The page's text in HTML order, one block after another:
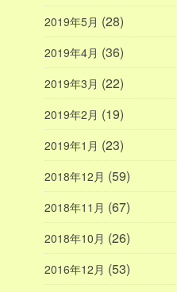
2019年5月 (28)
2019年4月 (36)
2019年3月 (22)
2019年2月 (19)
2019年1月 (23)
2018年12月 (59)
2018年11月 (67)
2018年10月 (26)
2016年12月 (53)